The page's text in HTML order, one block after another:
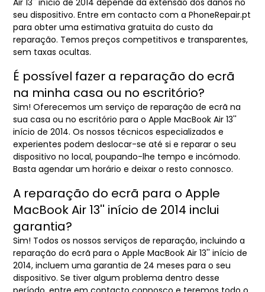
Air 13'' início de 2014 depende da extensão dos danos no
seu dispositivo. Entre em contacto com a PhoneRepair.pt
para obter uma estimativa gratuita do custo da
reparação. Temos preços competitivos e transparentes,
sem taxas ocultas.
É possível fazer a reparação do ecrã
na minha casa ou no escritório?
Sim! Oferecemos um serviço de reparação de ecrã na
sua casa ou no escritório para o Apple MacBook Air 13''
início de 2014. Os nossos técnicos especializados e
experientes podem deslocar-se até si e reparar o seu
dispositivo no local, poupando-lhe tempo e incómodo.
Basta agendar um horário e deixar o resto connosco.
A reparação do ecrã para o Apple
MacBook Air 13'' início de 2014 inclui
garantia?
Sim! Todos os nossos serviços de reparação, incluindo a
reparação do ecrã para o Apple MacBook Air 13'' início de
2014, incluem uma garantia de 24 meses para o seu
dispositivo. Se tiver algum problema dentro desse